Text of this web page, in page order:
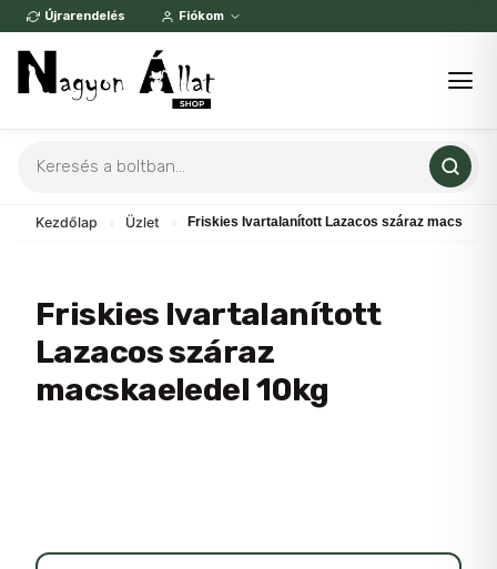
Skip
content
Újrarendelés Fiókom
search
Kezdőlap Üzlet Friskies Ivartalanított Lazacos száraz
Friskies Ivartalanított
Lazacos száraz
macskaeledel 10kg